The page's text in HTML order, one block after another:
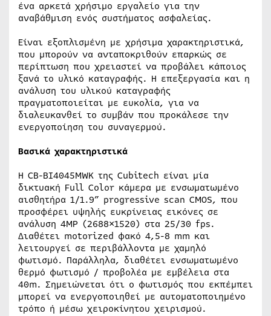
ένα αρκετά χρήσιμο εργαλείο για την
αναβάθμιση ενός συστήματος ασφαλείας.
Είναι εξοπλισμένη με χρήσιμα χαρακτηριστικά,
που μπορούν να ανταποκριθούν επαρκώς σε
περίπτωση που χρειαστεί να προβάλει κάποιος
ξανά το υλικό καταγραφής. Η επεξεργασία και η
ανάλυση του υλικού καταγραφής
πραγματοποιείται με ευκολία, για να
διαλευκανθεί το συμβάν που προκάλεσε την
ενεργοποίηση του συναγερμού.
Βασικά χαρακτηριστικά
Η CB-BI4045MWK της Cubitech είναι μία
δικτυακή Full Color κάμερα με ενσωματωμένο
αισθητήρα 1/1.9” progressive scan CMOS, που
προσφέρει υψηλής ευκρίνειας εικόνες σε
ανάλυση 4MP (2688×1520) στα 25/30 fps.
Διαθέτει motorized φακό 4,5-8 mm και
λειτουργεί σε περιβάλλοντα με χαμηλό
φωτισμό. Παράλληλα, διαθέτει ενσωματωμένο
θερμό φωτισμό / προβολέα με εμβέλεια στα
40m. Σημειώνεται ότι ο φωτισμός που εκπέμπει
μπορεί να ενεργοποιηθεί με αυτοματοποιημένο
τρόπο ή μέσω χειροκίνητου χειρισμού.